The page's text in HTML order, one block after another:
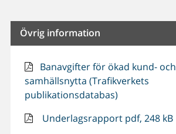
Övrig information
Banavgifter för ökad kund- och
samhällsnytta (Trafikverkets
publikationsdatabas)
Underlagsrapport pdf, 248 kB